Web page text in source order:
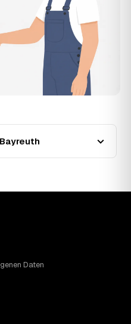
in Bayreuth stabil
im Jahr 2023.
nicht ableiten, aber die
anfragt, sichert sich das
— unabhängig davon,
zwischen 720 und
aus Menge und
oder Dachboden liegt
möblierte Wohnung mit
eher am oberen.
Daten